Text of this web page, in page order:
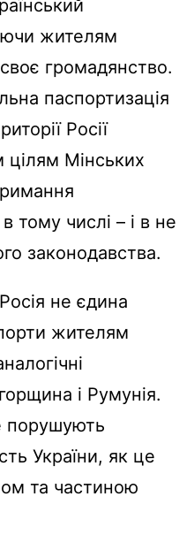
жителям
громадянство.
паспортизація
Росії
Мінських
тому числі – і в не
законодавства.
не єдина
жителям
і Румунія.
порушують
України, як це
та частиною